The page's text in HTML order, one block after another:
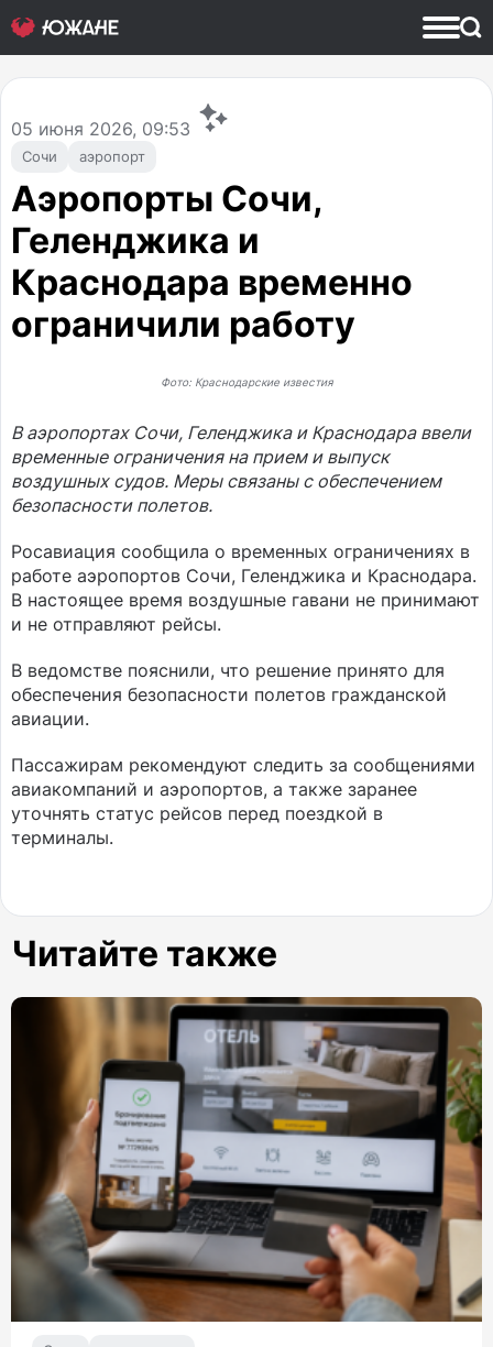
Сочи аэропорт
05 июня 2026, 09:53
Аэропорты Сочи,
Геленджика и
Краснодара временно
ограничили работу
Фото: Краснодарские известия
В аэропортах Сочи, Геленджика и Краснодара ввели
временные ограничения на прием и выпуск
воздушных судов. Меры связаны с обеспечением
безопасности полетов.
Росавиация сообщила о временных ограничениях в
работе аэропортов Сочи, Геленджика и Краснодара.
В настоящее время воздушные гавани не принимают
и не отправляют рейсы.
В ведомстве пояснили, что решение принято для
обеспечения безопасности полетов гражданской
авиации.
Пассажирам рекомендуют следить за сообщениями
авиакомпаний и аэропортов, а также заранее
уточнять статус рейсов перед поездкой в
терминалы.
Читайте также